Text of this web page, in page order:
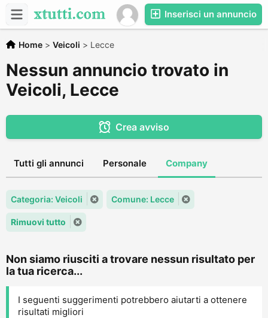
Inserisci un annuncio
Home > Veicoli > Lecce
Nessun annuncio trovato in
Veicoli, Lecce
Crea avviso
Tutti gli annunci Personale Company
Categoria: Veicoli Comune: Lecce
Rimuovi tutto
Non siamo riusciti a trovare nessun risultato per
la tua ricerca...
I seguenti suggerimenti potrebbero aiutarti a ottenere
risultati migliori